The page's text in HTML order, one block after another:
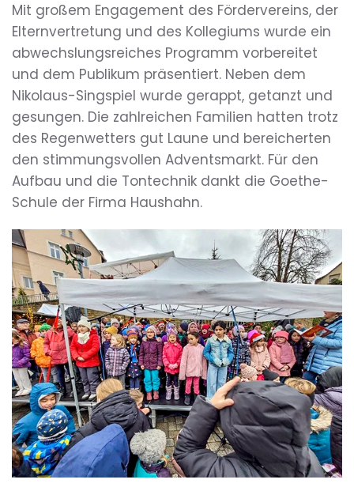
Mit großem Engagement des Fördervereins, der
Elternvertretung und des Kollegiums wurde ein
abwechslungsreiches Programm vorbereitet
und dem Publikum präsentiert. Neben dem
Nikolaus-Singspiel wurde gerappt, getanzt und
gesungen. Die zahlreichen Familien hatten trotz
des Regenwetters gut Laune und bereicherten
den stimmungsvollen Adventsmarkt. Für den
Aufbau und die Tontechnik dankt die Goethe-
Schule der Firma Haushahn.
BILD ÖFFNEN